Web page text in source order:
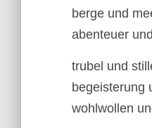
berge und
abenteuer
trubel und
begeisterung
wohlwollen